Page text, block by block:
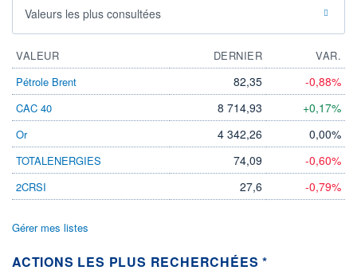
-
Non éligible
Boursobank
+ PORTEFEUILLE + LISTE
Valeurs les plus consultées
VALEUR DERNIER
VAR.
Pétrole Brent
82,35 -0,88%
CAC 40 8 714,93 +0,17%
Or 4 342,26 0,00%
TOTALENERGIES 74,09 -0,60%
2CRSI 27,6 -0,79%
Gérer mes listes
ACTIONS LES PLUS RECHERCHÉES *